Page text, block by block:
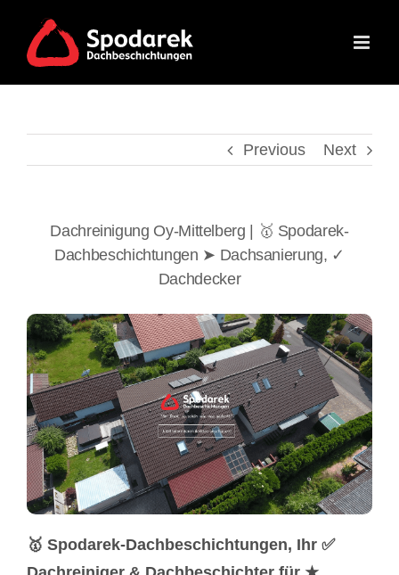
content
Previous Next
Dachreinigung Oy-Mittelberg | 🥇 Spodarek-
Dachbeschichtungen ➤ Dachsanierung, ✓
Dachdecker
🥇 Spodarek-Dachbeschichtungen, Ihr ✅